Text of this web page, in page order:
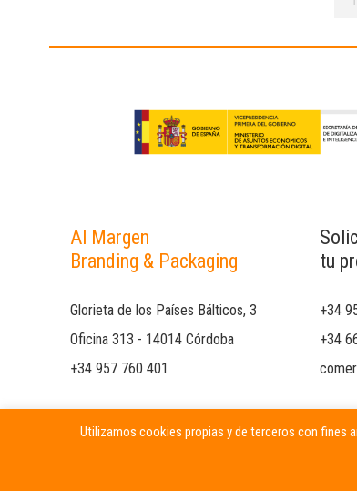
Al Margen
Branding & Packaging
Glorieta de los Países Bálticos, 3
Oficina 313 - 14014 Córdoba
+34 957 760 401
tu
+34
+34
Utilizamos cookies propias y de terceros con fines